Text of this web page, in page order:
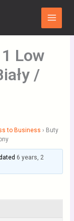
Main
Menu
Low
/
to Business › Buty
6 years, 2